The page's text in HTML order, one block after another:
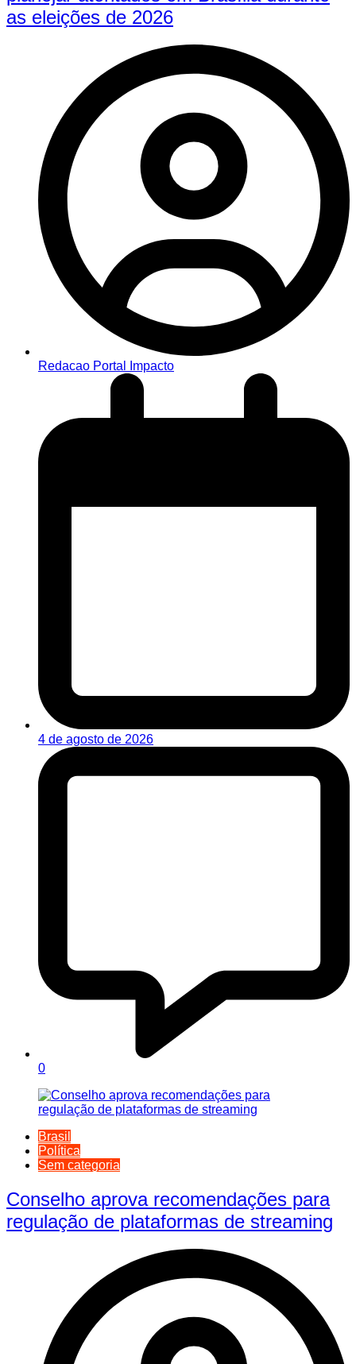
as eleições de 2026
Redacao Portal Impacto
4 de agosto de 2026
0
Brasil
Política
Sem categoria
Conselho aprova recomendações para
regulação de plataformas de streaming